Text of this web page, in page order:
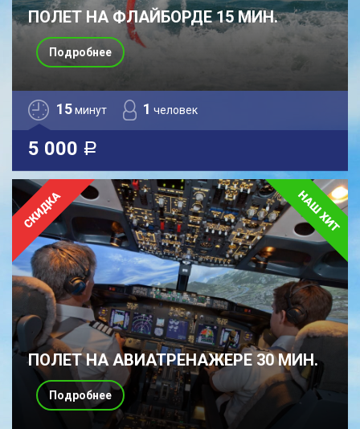
ПОЛЕТ НА ФЛАЙБОРДЕ 15 МИН.
15минут 1 человек
5 000 a
Подробнее
ПОЛЕТ НА АВИАТРЕНАЖЕРЕ 30 МИН.
Подробнее